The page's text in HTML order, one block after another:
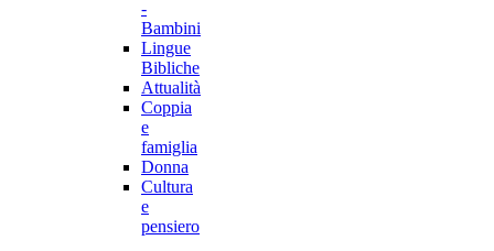
-
Bambini
Lingue
Bibliche
Attualità
Coppia
e
famiglia
Donna
Cultura
e
pensiero